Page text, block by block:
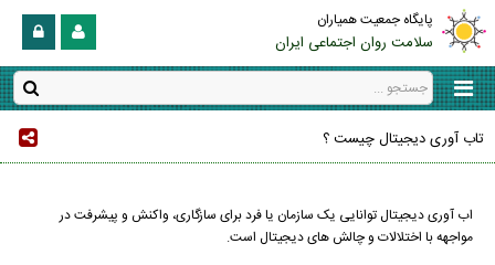
پایگاه جمعیت همیاران
سلامت روان اجتماعی ایران
تاب آوری دیجیتال چیست ؟
اب آوری دیجیتال توانایی یک سازمان یا فرد برای سازگاری، واکنش و پیشرفت در
مواجهه با اختلالات و چالش های دیجیتال است.